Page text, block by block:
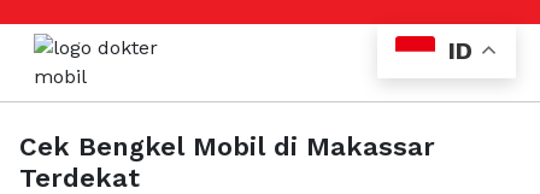
Cek Bengkel Mobil di Makassar
Terdekat
ID